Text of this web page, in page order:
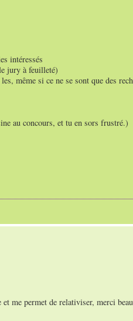
intéressés
jury à feuilleté)
même si ce ne se sont que des
au concours, et tu en sors frustré.)
me permet de relativiser, merci